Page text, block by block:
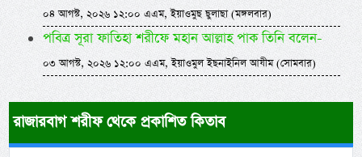
০৪ আগস্ট, ২০২৬ ১২:০০ এএম, ইয়াওমুছ ছুলাছা (মঙ্গলবার)
পবিত্র সূরা ফাতিহা শরীফে মহান আল্লাহ পাক তিনি বলেন-
০৩ আগস্ট, ২০২৬ ১২:০০ এএম, ইয়াওমুল ইছনাইনিল আযীম (সোমবার)
রাজারবাগ শরীফ থেকে প্রকাশিত কিতাব